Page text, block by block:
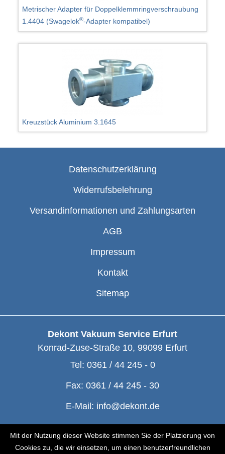
Mit der Nutzung dieser Website stimmen Sie der Platzierung von
Cookies zu, die wir einsetzen, um einen benutzerfreundlichen
Metrischer Adapter für Doppelklemmringverschraubung
1.4404 (Swagelok®-Adapter kompatibel)
Kreuzstück Aluminium 3.1645
Datenschutzerklärung
Widerrufsbelehrung
Versandinformationen und Zahlungsarten
AGB
Impressum
Kontakt
Sitemap
Dekont Vakuum Service Erfurt
Konrad-Zuse-Straße 10, 99099 Erfurt
Tel: 0361 / 44 245 - 0
Fax: 0361 / 44 245 - 30
E-Mail: info@dekont.de
© Dekont 1991 - 2026